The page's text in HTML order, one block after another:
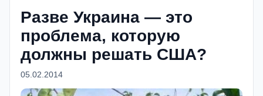
Разве Украина — это
проблема, которую
должны решать США?
05.02.2014